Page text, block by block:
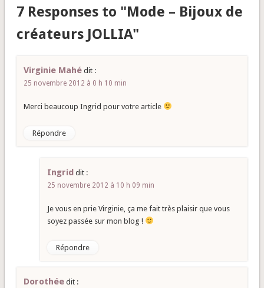
7 Responses to "Mode – Bijoux de
créateurs JOLLIA"
Virginie Mahé dit :
25 novembre 2012 à 0 h 10 min
Merci beaucoup Ingrid pour votre article
Répondre
Ingrid dit :
25 novembre 2012 à 10 h 09 min
Je vous en prie Virginie, ça me fait très plaisir que vous
soyez passée sur mon blog !
Répondre
Dorothée dit :